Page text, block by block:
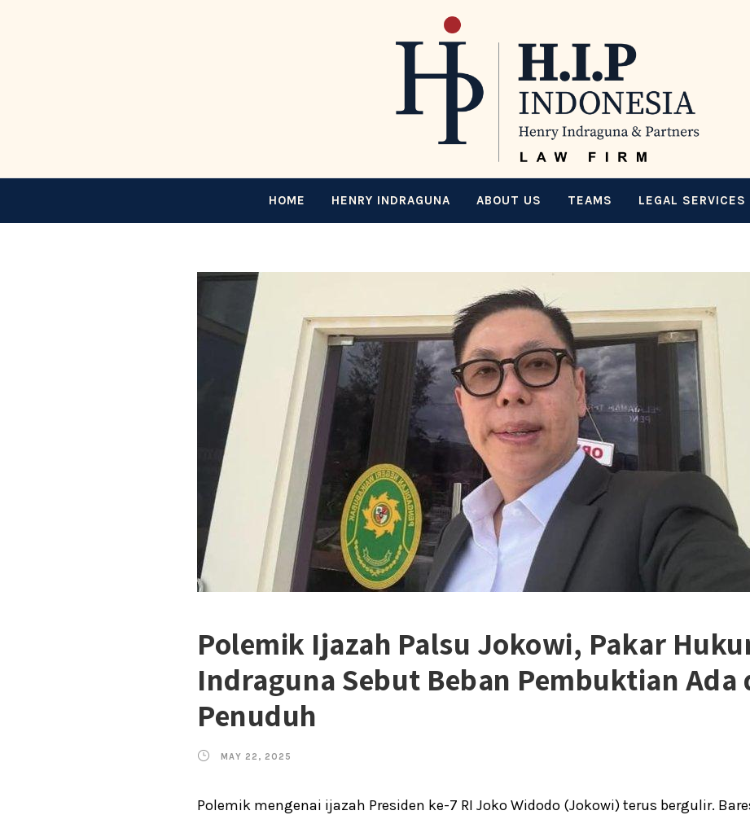
HOME HENRY INDRAGUNA ABOUT US TEAMS LEGAL SERVICES
Polemik Ijazah Palsu Jokowi, Pakar
Indraguna Sebut Beban Pembuktian Ada
Penuduh
MAY 22, 2025
Polemik mengenai ijazah Presiden ke-7 RI Joko Widodo (Jokowi) terus bergulir.